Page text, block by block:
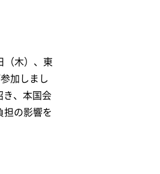
（木）、東
加しまし
き、本国会
担の影響を